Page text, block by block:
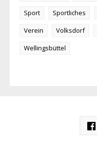
Sport
Sportliches
Verein
Volksdorf
Wellingsbüttel